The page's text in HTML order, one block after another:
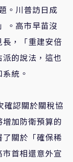
。川普訪日成
。高市早苗沒
，「重建安倍
的說法，這也
統。
確認關於關稅協
加防衛預算的
關於「確保稀
首相還意外宣